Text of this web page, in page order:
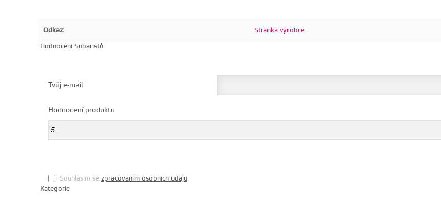
Odkaz:
Stránka výrobce
Hodnocení Subaristů
Tvůj e-mail
Hodnocení produktu
Souhlasim se zpracovanim osobnich udaju.
Kategorie